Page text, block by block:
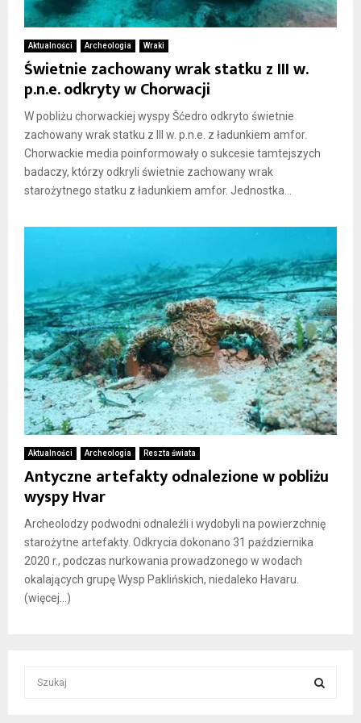
Aktualności Archeologia Wraki
Świetnie zachowany wrak statku z III w.
p.n.e. odkryty w Chorwacji
W pobliżu chorwackiej wyspy Šćedro odkryto świetnie
zachowany wrak statku z III w. p.n.e. z ładunkiem amfor.
Chorwackie media poinformowały o sukcesie tamtejszych
badaczy, którzy odkryli świetnie zachowany wrak
starożytnego statku z ładunkiem amfor. Jednostka...
Aktualności Archeologia Reszta świata
Antyczne artefakty odnalezione w pobliżu
wyspy Hvar
Archeolodzy podwodni odnaleźli i wydobyli na powierzchnię
starożytne artefakty. Odkrycia dokonano 31 października
2020 r., podczas nurkowania prowadzonego w wodach
okalających grupę Wysp Paklińskich, niedaleko Havaru.
(więcej…)